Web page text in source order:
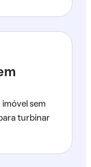
sem
turbinar